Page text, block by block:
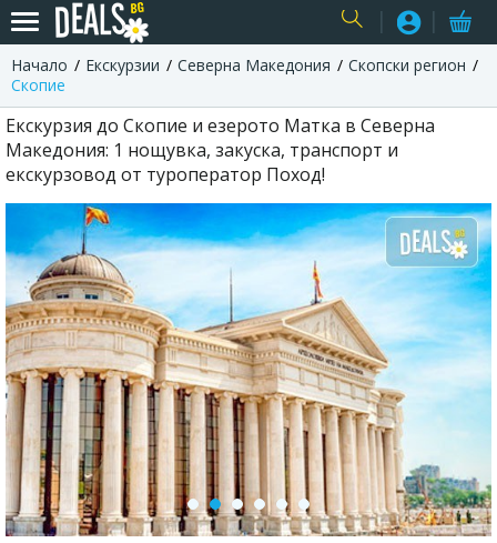
USER
Начало Екскурзии Северна Македония
Скопски регион
Скопие
Екскурзия до Скопие и езерото Матка в Северна
Македония: 1 нощувка, закуска, транспорт и
екскурзовод от туроператор Поход!